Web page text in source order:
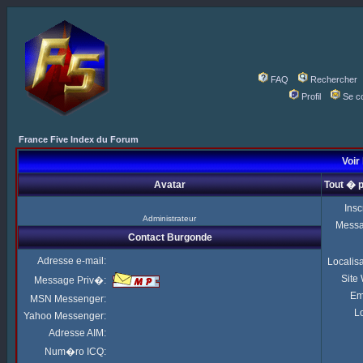
FAQ
Rechercher
Profil
Se
France Five Index du Forum
Voir
Avatar Tout �
Administrateur
Site
Contact Burgonde
Adresse e-mail:
Message Priv�:
MSN Messenger:
Yahoo Messenger:
Adresse AIM:
Num�ro ICQ: